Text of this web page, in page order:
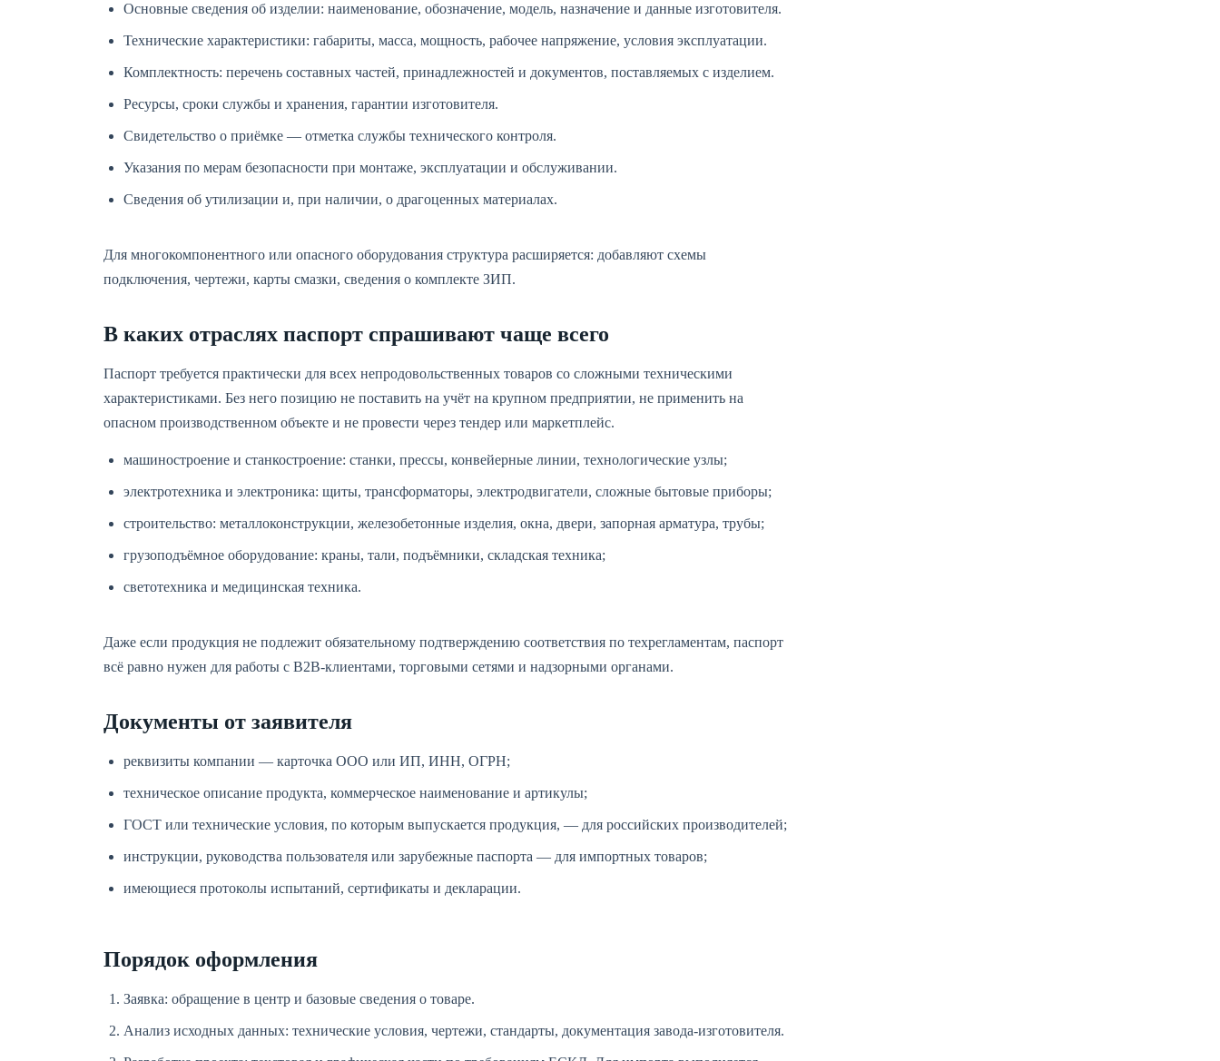
Основные сведения об изделии: наименование, обозначение, модель, назначение и данные изготовителя.
Технические характеристики: габариты, масса, мощность, рабочее напряжение, условия эксплуатации.
Комплектность: перечень составных частей, принадлежностей и документов, поставляемых с изделием.
Ресурсы, сроки службы и хранения, гарантии изготовителя.
Свидетельство о приёмке — отметка службы технического контроля.
Указания по мерам безопасности при монтаже, эксплуатации и обслуживании.
Сведения об утилизации и, при наличии, о драгоценных материалах.
Для многокомпонентного или опасного оборудования структура расширяется: добавляют схемы
подключения, чертежи, карты смазки, сведения о комплекте ЗИП.
В каких отраслях паспорт спрашивают чаще всего
Паспорт требуется практически для всех непродовольственных товаров со сложными техническими
характеристиками. Без него позицию не поставить на учёт на крупном предприятии, не применить на
опасном производственном объекте и не провести через тендер или маркетплейс.
машиностроение и станкостроение: станки, прессы, конвейерные линии, технологические узлы;
электротехника и электроника: щиты, трансформаторы, электродвигатели, сложные бытовые приборы;
строительство: металлоконструкции, железобетонные изделия, окна, двери, запорная арматура, трубы;
грузоподъёмное оборудование: краны, тали, подъёмники, складская техника;
светотехника и медицинская техника.
Даже если продукция не подлежит обязательному подтверждению соответствия по техрегламентам, паспорт
всё равно нужен для работы с B2B-клиентами, торговыми сетями и надзорными органами.
Документы от заявителя
реквизиты компании — карточка ООО или ИП, ИНН, ОГРН;
техническое описание продукта, коммерческое наименование и артикулы;
ГОСТ или технические условия, по которым выпускается продукция, — для российских производителей;
инструкции, руководства пользователя или зарубежные паспорта — для импортных товаров;
имеющиеся протоколы испытаний, сертификаты и декларации.
Порядок оформления
Заявка: обращение в центр и базовые сведения о товаре.
Анализ исходных данных: технические условия, чертежи, стандарты, документация завода-изготовителя.